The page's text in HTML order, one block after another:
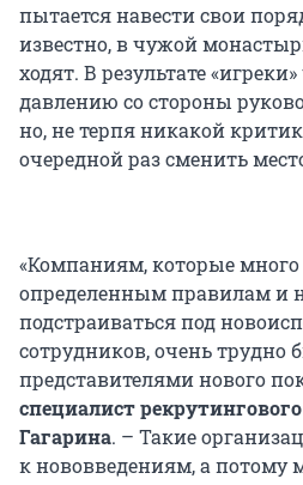
пытается навести свои
известно, в чужой
ходят. В результате
давлению со стороны
но, не терпя никакой
очередной раз сменить
«Компаниям, которые много
определенным правилам и
подстраиваться под
сотрудников, очень трудно
представителями нового
специалист
Гагарина. – Такие
к нововведениям, а потому